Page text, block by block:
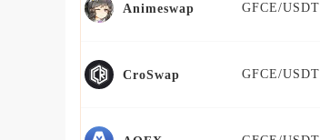
Animeswap GFCE/USDT
CroSwap GFCE/USDT